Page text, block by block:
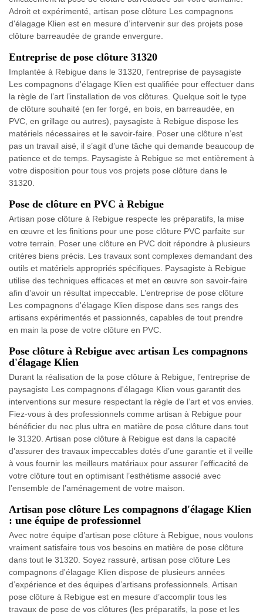
Adroit et expérimenté, artisan pose clôture Les compagnons
d'élagage Klien est en mesure d’intervenir sur des projets pose
clôture barreaudée de grande envergure.
Entreprise de pose clôture 31320
Implantée à Rebigue dans le 31320, l’entreprise de paysagiste
Les compagnons d'élagage Klien est qualifiée pour effectuer dans
la règle de l’art l’installation de vos clôtures. Quelque soit le type
de clôture souhaité (en fer forgé, en bois, en barreaudée, en
PVC, en grillage ou autres), paysagiste à Rebigue dispose les
matériels nécessaires et le savoir-faire. Poser une clôture n’est
pas un travail aisé, il s’agit d’une tâche qui demande beaucoup de
patience et de temps. Paysagiste à Rebigue se met entièrement à
votre disposition pour tous vos projets pose clôture dans le
31320.
Pose de clôture en PVC à Rebigue
Artisan pose clôture à Rebigue respecte les préparatifs, la mise
en œuvre et les finitions pour une pose clôture PVC parfaite sur
votre terrain. Poser une clôture en PVC doit répondre à plusieurs
critères biens précis. Les travaux sont complexes demandant des
outils et matériels appropriés spécifiques. Paysagiste à Rebigue
utilise des techniques efficaces et met en œuvre son savoir-faire
afin d’avoir un résultat impeccable. L’entreprise de pose clôture
Les compagnons d'élagage Klien dispose dans ses rangs des
artisans expérimentés et passionnés, capables de tout prendre
en main la pose de votre clôture en PVC.
Pose clôture à Rebigue avec artisan Les compagnons
d'élagage Klien
Durant la réalisation de la pose clôture à Rebigue, l’entreprise de
paysagiste Les compagnons d'élagage Klien vous garantit des
interventions sur mesure respectant la règle de l’art et vos envies.
Fiez-vous à des professionnels comme artisan à Rebigue pour
bénéficier du nec plus ultra en matière de pose clôture dans tout
le 31320. Artisan pose clôture à Rebigue est dans la capacité
d’assurer des travaux impeccables dotés d’une garantie et il veille
à vous fournir les meilleurs matériaux pour assurer l’efficacité de
votre clôture tout en optimisant l’esthétisme associé avec
l’ensemble de l’aménagement de votre maison.
Artisan pose clôture Les compagnons d'élagage Klien
: une équipe de professionnel
Avec notre équipe d’artisan pose clôture à Rebigue, nous voulons
vraiment satisfaire tous vos besoins en matière de pose clôture
dans tout le 31320. Soyez rassuré, artisan pose clôture Les
compagnons d'élagage Klien dispose de plusieurs années
d’expérience et des équipes d’artisans professionnels. Artisan
pose clôture à Rebigue est en mesure d’accomplir tous les
travaux de pose de vos clôtures (les préparatifs, la pose et les